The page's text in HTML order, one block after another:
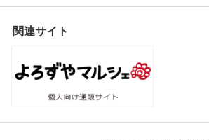
関連サイト